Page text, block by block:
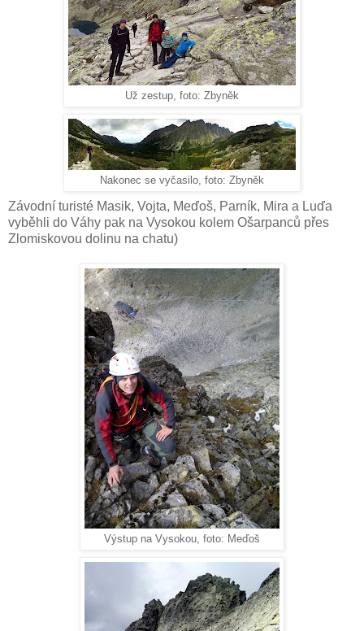
Už zestup, foto: Zbyněk
Nakonec se vyčasilo, foto: Zbyněk
Závodní turisté Masik, Vojta, Meďoš, Parník, Mira a Luďa
vyběhli do Váhy pak na Vysokou kolem Ošarpanců přes
Zlomiskovou dolinu na chatu)
Výstup na Vysokou, foto: Meďoš